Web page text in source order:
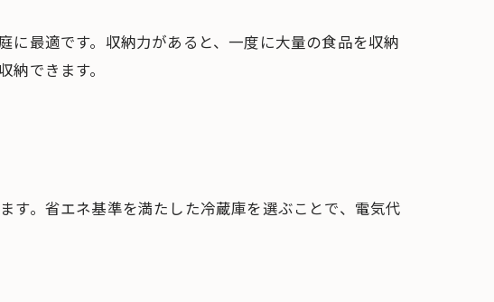
最適です。収納力があると、一度に大量の食品を収納
できます。
す。省エネ基準を満たした冷蔵庫を選ぶことで、電気代